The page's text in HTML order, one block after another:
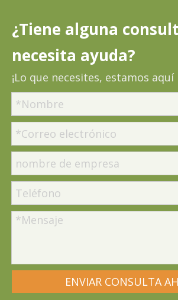
¿Tiene alguna
necesita ayuda?
¡Lo que necesites, estamos
ENVIAR CONSULTA